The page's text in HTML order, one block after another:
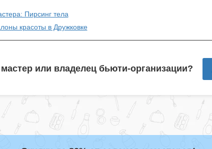
Пирсинг тела
красоты в Дружковке
или владелец бьюти-организации?